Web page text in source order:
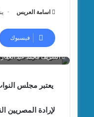
اسامة العريس
فيسبوك
الشريف محمد عبد الغفار
يعتبر مجلس
لإرادة المصريين